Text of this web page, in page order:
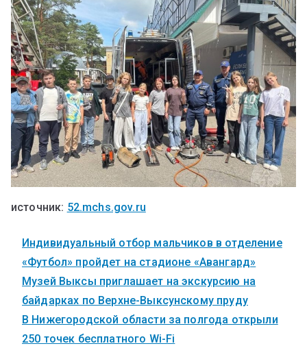
источник: 52.mchs.gov.ru
Индивидуальный отбор мальчиков в отделение
«Футбол» пройдет на стадионе «Авангард»
Музей Выксы приглашает на экскурсию на
байдарках по Верхне-Выксунскому пруду
В Нижегородской области за полгода открыли
250 точек бесплатного Wi-Fi